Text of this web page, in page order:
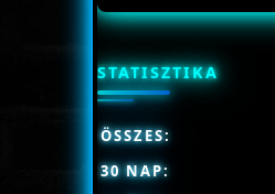
STATISZTIKA
ÖSSZES:
30 NAP: